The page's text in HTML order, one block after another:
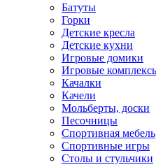
Батуты
Горки
Детские кресла
Детские кухни
Игровые домики
Игровые
Качалки
Качели
Мольберты, доски
Песочницы
Спортивная мебель
Спортивные игры
Столы и стульчики